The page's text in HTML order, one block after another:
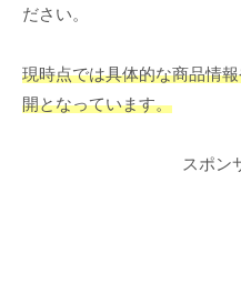
ださい。
現時点では具体的な商品情
開となっています。
スポン